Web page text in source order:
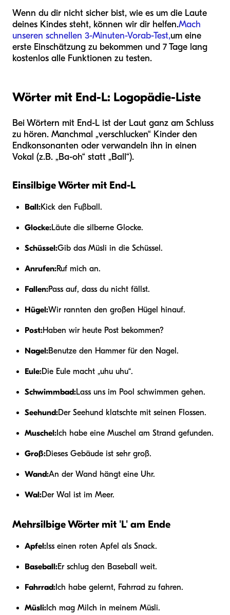
Wenn du dir nicht sicher bist, wie es um die Laute
deines Kindes steht, können wir dir helfen.Mach
unseren schnellen 3-Minuten-Vorab-Test,um eine
erste Einschätzung zu bekommen und 7 Tage lang
kostenlos alle Funktionen zu testen.
Wörter mit End-L: Logopädie-Liste
Bei Wörtern mit End-L ist der Laut ganz am Schluss
zu hören. Manchmal „verschlucken“ Kinder den
Endkonsonanten oder verwandeln ihn in einen
Vokal (z.B. „Ba-oh“ statt „Ball“).
Einsilbige Wörter mit End-L
Ball:Kick den Fußball.
Glocke:Läute die silberne Glocke.
Schüssel:Gib das Müsli in die Schüssel.
Anrufen:Ruf mich an.
Fallen:Pass auf, dass du nicht fällst.
Hügel:Wir rannten den großen Hügel hinauf.
Post:Haben wir heute Post bekommen?
Nagel:Benutze den Hammer für den Nagel.
Eule:Die Eule macht „uhu uhu“.
Schwimmbad:Lass uns im Pool schwimmen gehen.
Seehund:Der Seehund klatschte mit seinen Flossen.
Muschel: Ich habe eine Muschel am Strand gefunden.
Groß:Dieses Gebäude ist sehr groß.
Wand:An der Wand hängt eine Uhr.
Wal:Der Wal ist im Meer.
Mehrsilbige Wörter mit 'L' am Ende
Apfel: Iss einen roten Apfel als Snack.
Baseball:Er schlug den Baseball weit.
Fahrrad: Ich habe gelernt, Fahrrad zu fahren.
Müsli: Ich mag Milch in meinem Müsli.